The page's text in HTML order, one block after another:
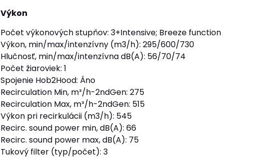
Výkon
Počet výkonových stupňov: 3+Intensive; Breeze function
Výkon, min/max/intenzívny (m3/h): 295/600/730
Hlučnosť, min/max/intenzívna dB(A): 56/70/74
Počet žiaroviek: 1
Spojenie Hob2Hood: Áno
Recirculation Min, m³/h-2ndGen: 275
Recirculation Max, m³/h-2ndGen: 515
Výkon pri recirkulácii (m3/h): 545
Recirc. sound power min, dB(A): 66
Recirc. sound power max, dB(A): 75
Tukový filter (typ/počet): 3